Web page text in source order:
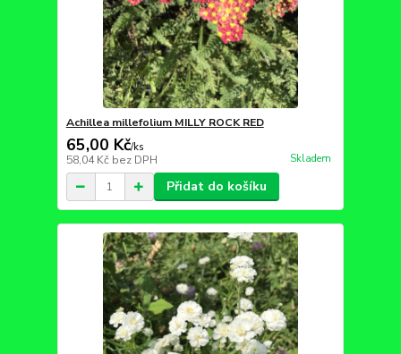
Achillea millefolium MILLY ROCK RED
65,00 Kč/ks
58,04 Kč bez DPH Skladem
Přidat do košíku